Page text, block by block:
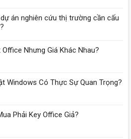
án nghiên cứu thị trường cần cấu
Nhưng Giá Khác Nhau?
Windows Có Thực Sự Quan Trọng?
Phải Key Office Giả?